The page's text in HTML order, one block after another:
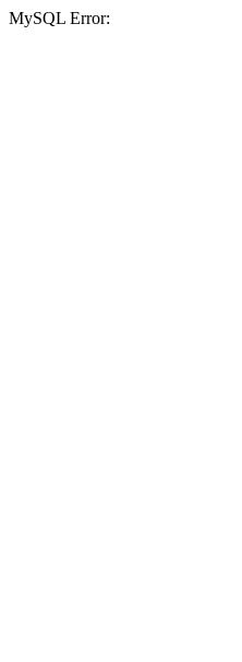
MySQL Error: